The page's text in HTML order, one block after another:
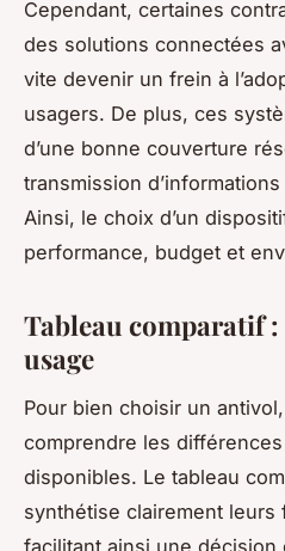
Cependant, certaines
des solutions connectées
vite devenir un frein à
usagers. De plus, ces
d’une bonne couverture
transmission
Ainsi, le choix d’un
performance, budget et
Tableau comparatif
usage
Pour bien choisir un
comprendre les
disponibles. Le tableau
synthétise clairement
facilitant ainsi une décision